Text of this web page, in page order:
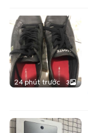
24 phút trước 3